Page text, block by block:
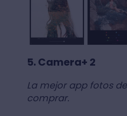
5. Camera+ 2
La mejor app fotos
comprar.